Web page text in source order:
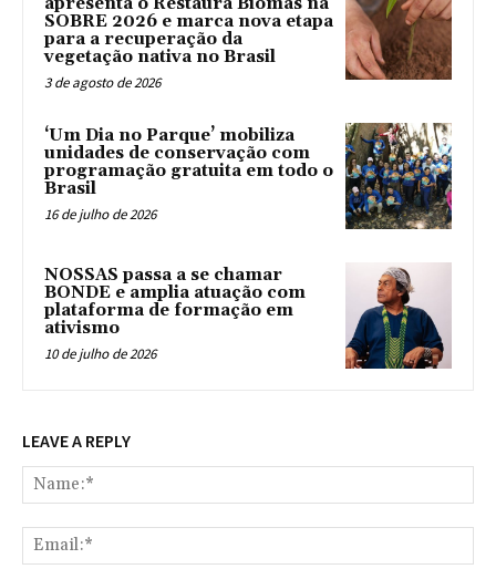
apresenta o Restaura Biomas na
SOBRE 2026 e marca nova etapa
para a recuperação da
vegetação nativa no Brasil
3 de agosto de 2026
‘Um Dia no Parque’ mobiliza
unidades de conservação com
programação gratuita em todo o
Brasil
16 de julho de 2026
NOSSAS passa a se chamar
BONDE e amplia atuação com
plataforma de formação em
ativismo
10 de julho de 2026
LEAVE A REPLY